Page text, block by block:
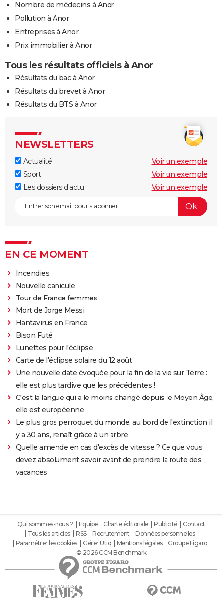
Nombre de médecins à Anor
Pollution à Anor
Entreprises à Anor
Prix immobilier à Anor
Tous les résultats officiels à Anor
Résultats du bac à Anor
Résultats du brevet à Anor
Résultats du BTS à Anor
NEWSLETTERS
Actualité
Voir un exemple
Sport
Voir un exemple
Les dossiers d'actu
Voir un exemple
EN CE MOMENT
Incendies
Nouvelle canicule
Tour de France femmes
Mort de Jorge Messi
Hantavirus en France
Bison Futé
Lunettes pour l'éclipse
Carte de l'éclipse solaire du 12 août
Une nouvelle date évoquée pour la fin de la vie sur Terre :
elle est plus tardive que les précédentes !
C'est la langue qui a le moins changé depuis le Moyen Âge,
elle est européenne
Le plus gros perroquet du monde, au bord de l'extinction il
y a 30 ans, renaît grâce à un arbre
Quelle amende en cas d'excès de vitesse ? Ce que vous
devez absolument savoir avant de prendre la route des
vacances
Qui sommes-nous ? Equipe Charte éditoriale Publicité
Contact
Tous les articles
RSS Recrutement
Données personnelles
Paramétrer les cookies
Gérer Utiq Mentions légales
Groupe Figaro
© 2026 CCM Benchmark